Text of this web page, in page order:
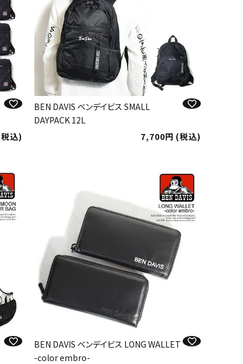
税込
BEN DAVIS ベンデイビス SMALL
DAYPACK 12L
7,700
税込
BEN DAVIS ベンデイビス LONG WALLET
-color embro-